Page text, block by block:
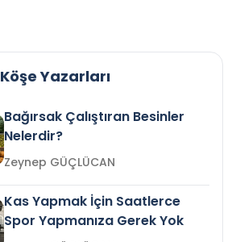
Köşe Yazarları
Bağırsak Çalıştıran Besinler
Nelerdir?
Zeynep GÜÇLÜCAN
Kas Yapmak İçin Saatlerce
Spor Yapmanıza Gerek Yok